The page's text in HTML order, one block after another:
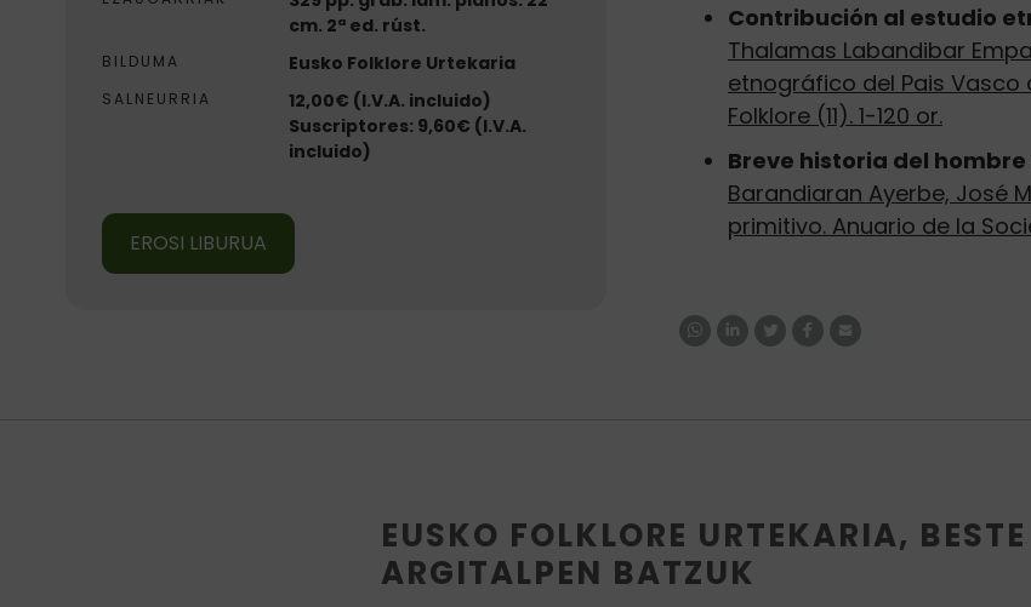
cm. 2ª ed. rúst.
BILDUMA Eusko Folklore Urtekaria
SALNEURRIA
12,00€ (I.V.A. incluido)
Suscriptores: 9,60€ (I.V.A.
incluido)
EROSI LIBURUA
Contribución al estudio
Thalamas Labandibar
etnográfico del Pais Vasco
Folklore (11). 1-120 or.
Breve historia del
Barandiaran Ayerbe, José
primitivo. Anuario de la
EUSKO FOLKLORE URTEKARIA, BESTE
ARGITALPEN BATZUK